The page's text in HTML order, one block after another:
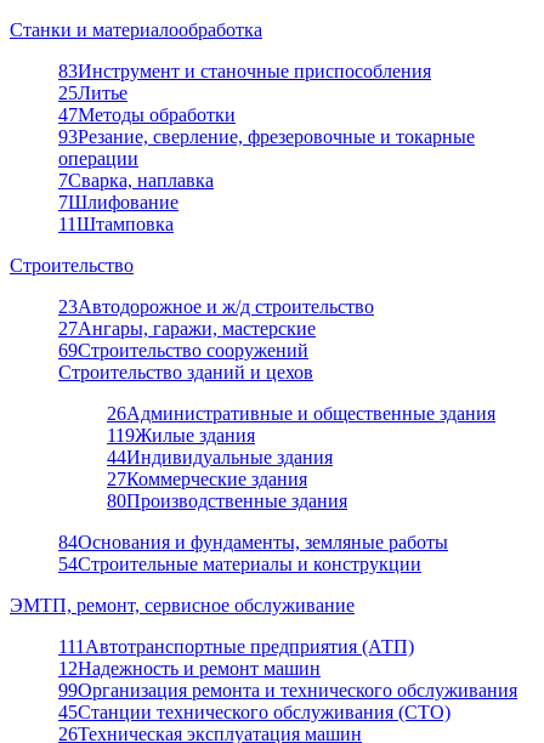
Станки и материалообработка
83Инструмент и станочные приспособления
25Литье
47Методы обработки
93Резание, сверление, фрезеровочные и токарные
операции
7Сварка, наплавка
7Шлифование
11Штамповка
Строительство
23Автодорожное и ж/д строительство
27Ангары, гаражи, мастерские
69Строительство сооружений
Строительство зданий и цехов
26Административные и общественные здания
119Жилые здания
44Индивидуальные здания
27Коммерческие здания
80Производственные здания
84Основания и фундаменты, земляные работы
54Строительные материалы и конструкции
ЭМТП, ремонт, сервисное обслуживание
111 Автотранспортные предприятия (АТП)
12Надежность и ремонт машин
99Организация ремонта и технического обслуживания
45Станции технического обслуживания (СТО)
26Техническая эксплуатация машин